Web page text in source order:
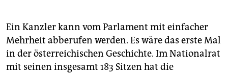
Ein Kanzler kann vom Parlament mit einfacher
Mehrheit abberufen werden. Es wäre das erste Mal
in der österreichischen Geschichte. Im Nationalrat
mit seinen insgesamt 183 Sitzen hat die